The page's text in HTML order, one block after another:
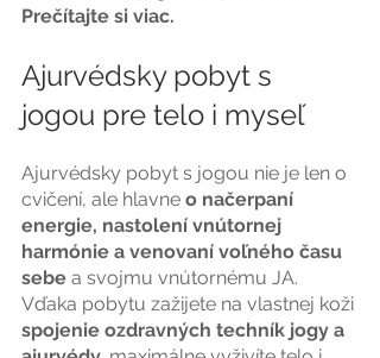
Prečítajte si viac.
Ajurvédsky pobyt s
jogou pre telo i myseľ
Ajurvédsky pobyt s jogou nie je len o
cvičení, ale hlavne o načerpaní
energie, nastolení vnútornej
harmónie a venovaní voľného času
sebe a svojmu vnútornému JA.
Vďaka pobytu zažijete na vlastnej koži
spojenie ozdravných techník jogy a